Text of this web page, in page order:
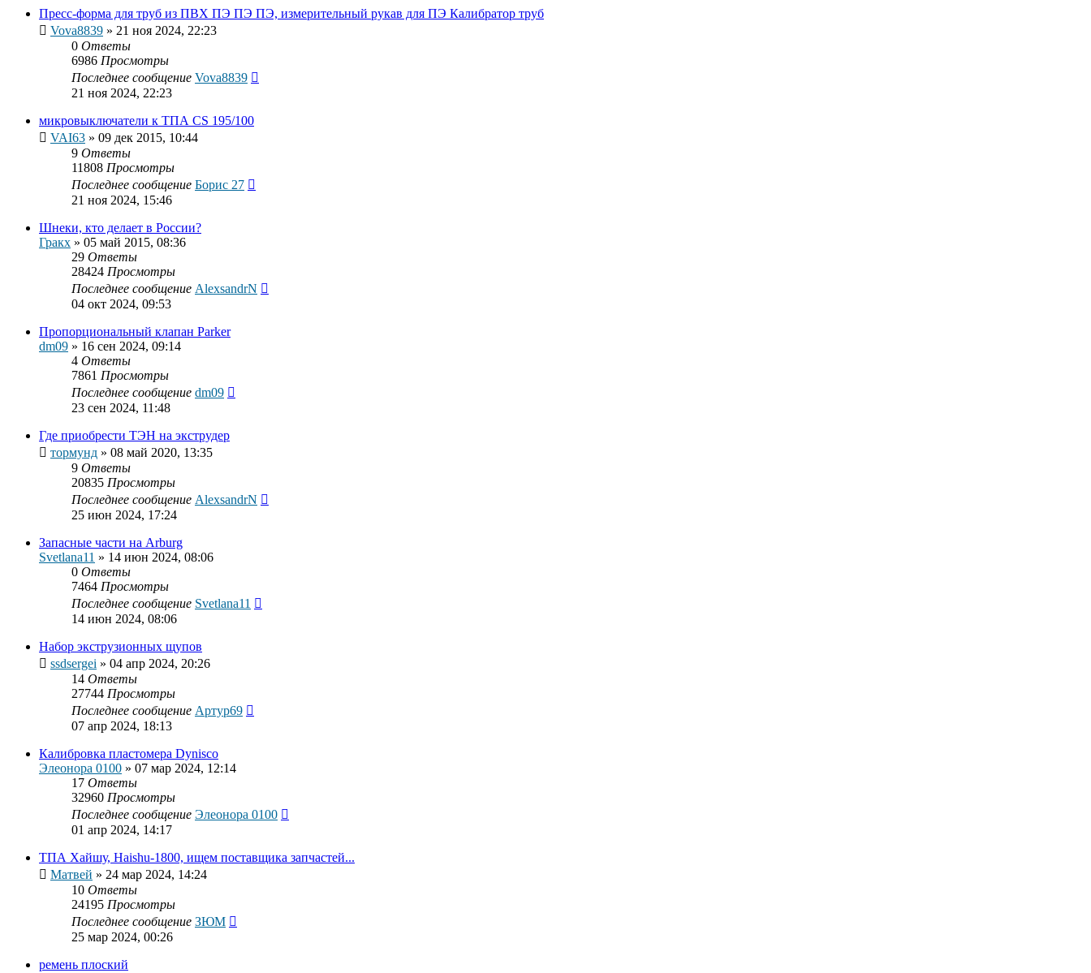
Пресс-форма для труб из ПВХ ПЭ ПЭ ПЭ, измерительный рукав для ПЭ Калибратор труб
Vova8839 » 21 ноя 2024, 22:23
0 Ответы
6986 Просмотры
Последнее сообщение Vova8839
21 ноя 2024, 22:23
микровыключатели к ТПА CS 195/100
VAI63 » 09 дек 2015, 10:44
9 Ответы
11808 Просмотры
Последнее сообщение Борис 27
21 ноя 2024, 15:46
Шнеки, кто делает в России?
Гракх » 05 май 2015, 08:36
29 Ответы
28424 Просмотры
Последнее сообщение AlexsandrN
04 окт 2024, 09:53
Пропорциональный клапан Parker
dm09 » 16 сен 2024, 09:14
4 Ответы
7861 Просмотры
Последнее сообщение dm09
23 сен 2024, 11:48
Где приобрести ТЭН на экструдер
тормунд » 08 май 2020, 13:35
9 Ответы
20835 Просмотры
Последнее сообщение AlexsandrN
25 июн 2024, 17:24
Запасные части на Arburg
Svetlana11 » 14 июн 2024, 08:06
0 Ответы
7464 Просмотры
Последнее сообщение Svetlana11
14 июн 2024, 08:06
Набор экструзионных щупов
ssdsergei » 04 апр 2024, 20:26
14 Ответы
27744 Просмотры
Последнее сообщение Артур69
07 апр 2024, 18:13
Калибровка пластомера Dynisco
Элеонора 0100 » 07 мар 2024, 12:14
17 Ответы
32960 Просмотры
Последнее сообщение Элеонора 0100
01 апр 2024, 14:17
ТПА Хайшу, Haishu-1800, ищем поставщика запчастей...
Матвей » 24 мар 2024, 14:24
10 Ответы
24195 Просмотры
Последнее сообщение ЗЮМ
25 мар 2024, 00:26
ремень плоский